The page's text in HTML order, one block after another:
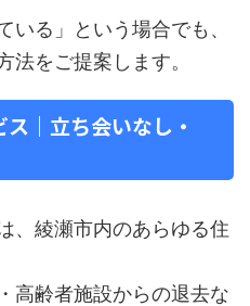
いる」という場合でも、
法をご提案します。
｜立ち会いなし・
、綾瀬市内のあらゆる住
高齢者施設からの退去な